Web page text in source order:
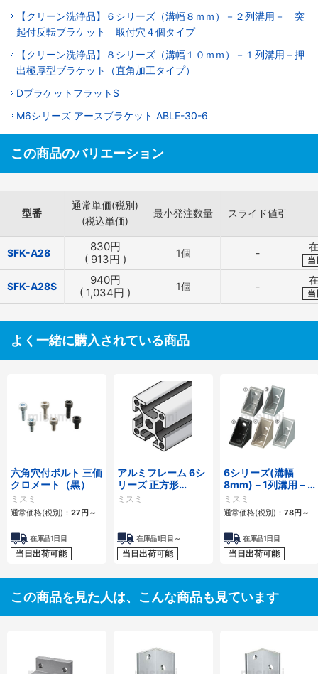
【クリーン洗浄品】６シリーズ（溝幅８ｍｍ）－２列溝用－ 突
起付反転ブラケット 取付穴４個タイプ
【クリーン洗浄品】８シリーズ（溝幅１０ｍｍ）－１列溝用－押
出極厚型ブラケット（直角加工タイプ）
DブラケットフラットS
M6シリーズ アースブラケット ABLE-30-6
この商品のバリエーション
型番
通常単価(税別)
(税込単価)
最小発注数量 スライド値引
SFK-A28 830円
( 913円 ) 1個 -
SFK-A28S 940円
( 1,034円 ) 1個 -
よく一緒に購入されている商品
六角穴付ボルト 三価
クロメート（黒）
ミスミ
通常価格(税別)： 27円～
在庫品1日目
当日出荷可能
アルミフレーム 6シ
リーズ 正方形
30×30mm 1列溝 4
ミスミ
在庫品1日目～
当日出荷可能
6シリーズ(溝幅
8mm)－1列溝用－
突起付反転ブラケッ
ト
ミスミ
通常価格(税別)： 78円～
在庫品1日目
当日出荷可能
この商品を見た人は、こんな商品も見ています